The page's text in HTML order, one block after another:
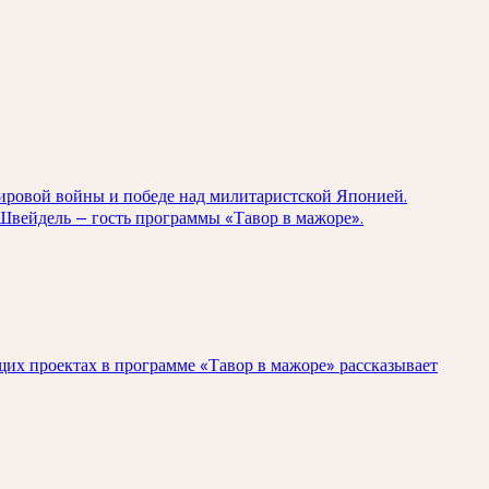
войны и победе над милитаристской Японией.
— гость программы «Тавор в мажоре».
проектах в программе «Тавор в мажоре» рассказывает